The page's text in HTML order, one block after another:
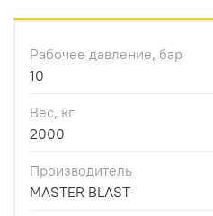
Рабочее давление, бар
10
Вес, кг
2000
Производитель
MASTER BLAST